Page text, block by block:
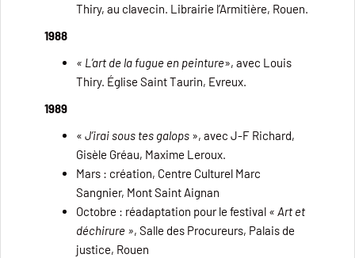
Thiry, au clavecin. Librairie l’Armitière, Rouen.
1988
« L’art de la fugue en peinture», avec Louis
Thiry. Église Saint Taurin, Evreux.
1989
« J’irai sous tes galops », avec J-F Richard,
Gisèle Gréau, Maxime Leroux.
Mars : création, Centre Culturel Marc
Sangnier, Mont Saint Aignan
Octobre : réadaptation pour le festival « Art et
déchirure », Salle des Procureurs, Palais de
justice, Rouen